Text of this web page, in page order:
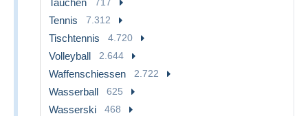
Tennis 7.312
Tischtennis 4.720
Volleyball 2.644
Waffenschiessen 2.722
Wasserball 625
Wasserski 468